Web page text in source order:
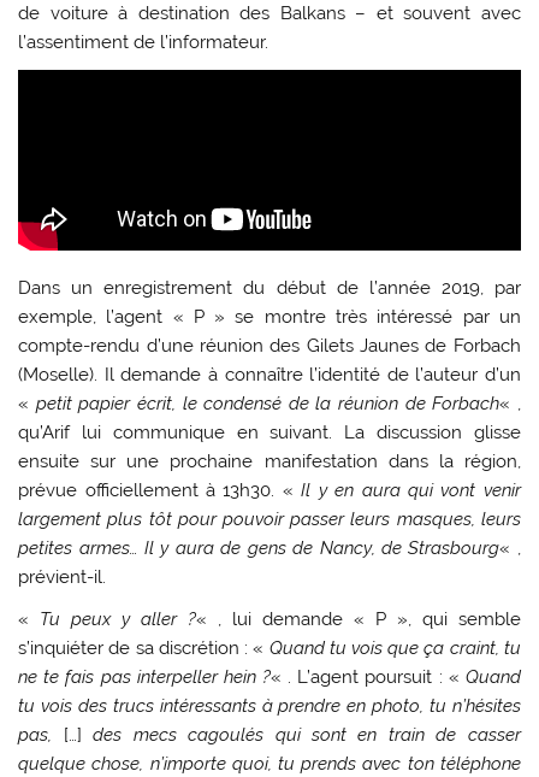
de voiture à destination des Balkans – et souvent avec
l’assentiment de l’informateur.
Dans un enregistrement du début de l’année 2019, par
exemple, l’agent « P » se montre très intéressé par un
compte-rendu d’une réunion des Gilets Jaunes de Forbach
(Moselle). Il demande à connaître l’identité de l’auteur d’un
« petit papier écrit, le condensé de la réunion de Forbach« ,
qu’Arif lui communique en suivant. La discussion glisse
ensuite sur une prochaine manifestation dans la région,
prévue officiellement à 13h30. «Il y en aura qui vont venir
largement plus tôt pour pouvoir passer leurs masques, leurs
petites armes… Il y aura de gens de Nancy, de Strasbourg« ,
prévient-il.
« Tu peux y aller ?« , lui demande « P », qui semble
s’inquiéter de sa discrétion : « Quand tu vois que ça craint, tu
ne te fais pas interpeller hein ?« . L’agent poursuit : « Quand
tu vois des trucs intéressants à prendre en photo, tu n’hésites
pas, […]des mecs cagoulés qui sont en train de casser
quelque chose, n’importe quoi, tu prends avec ton téléphone